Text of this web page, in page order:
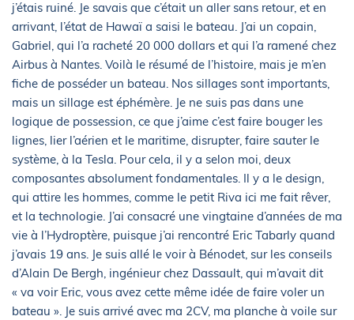
j’étais ruiné. Je savais que c’était un aller sans retour, et en
arrivant, l’état de Hawaï a saisi le bateau. J’ai un copain,
Gabriel, qui l’a racheté 20 000 dollars et qui l’a ramené chez
Airbus à Nantes. Voilà le résumé de l’histoire, mais je m’en
fiche de posséder un bateau. Nos sillages sont importants,
mais un sillage est éphémère. Je ne suis pas dans une
logique de possession, ce que j’aime c’est faire bouger les
lignes, lier l’aérien et le maritime, disrupter, faire sauter le
système, à la Tesla. Pour cela, il y a selon moi, deux
composantes absolument fondamentales. Il y a le design,
qui attire les hommes, comme le petit Riva ici me fait rêver,
et la technologie. J’ai consacré une vingtaine d’années de ma
vie à l’Hydroptère, puisque j’ai rencontré Eric Tabarly quand
j’avais 19 ans. Je suis allé le voir à Bénodet, sur les conseils
d’Alain De Bergh, ingénieur chez Dassault, qui m’avait dit
« va voir Eric, vous avez cette même idée de faire voler un
bateau ». Je suis arrivé avec ma 2CV, ma planche à voile sur